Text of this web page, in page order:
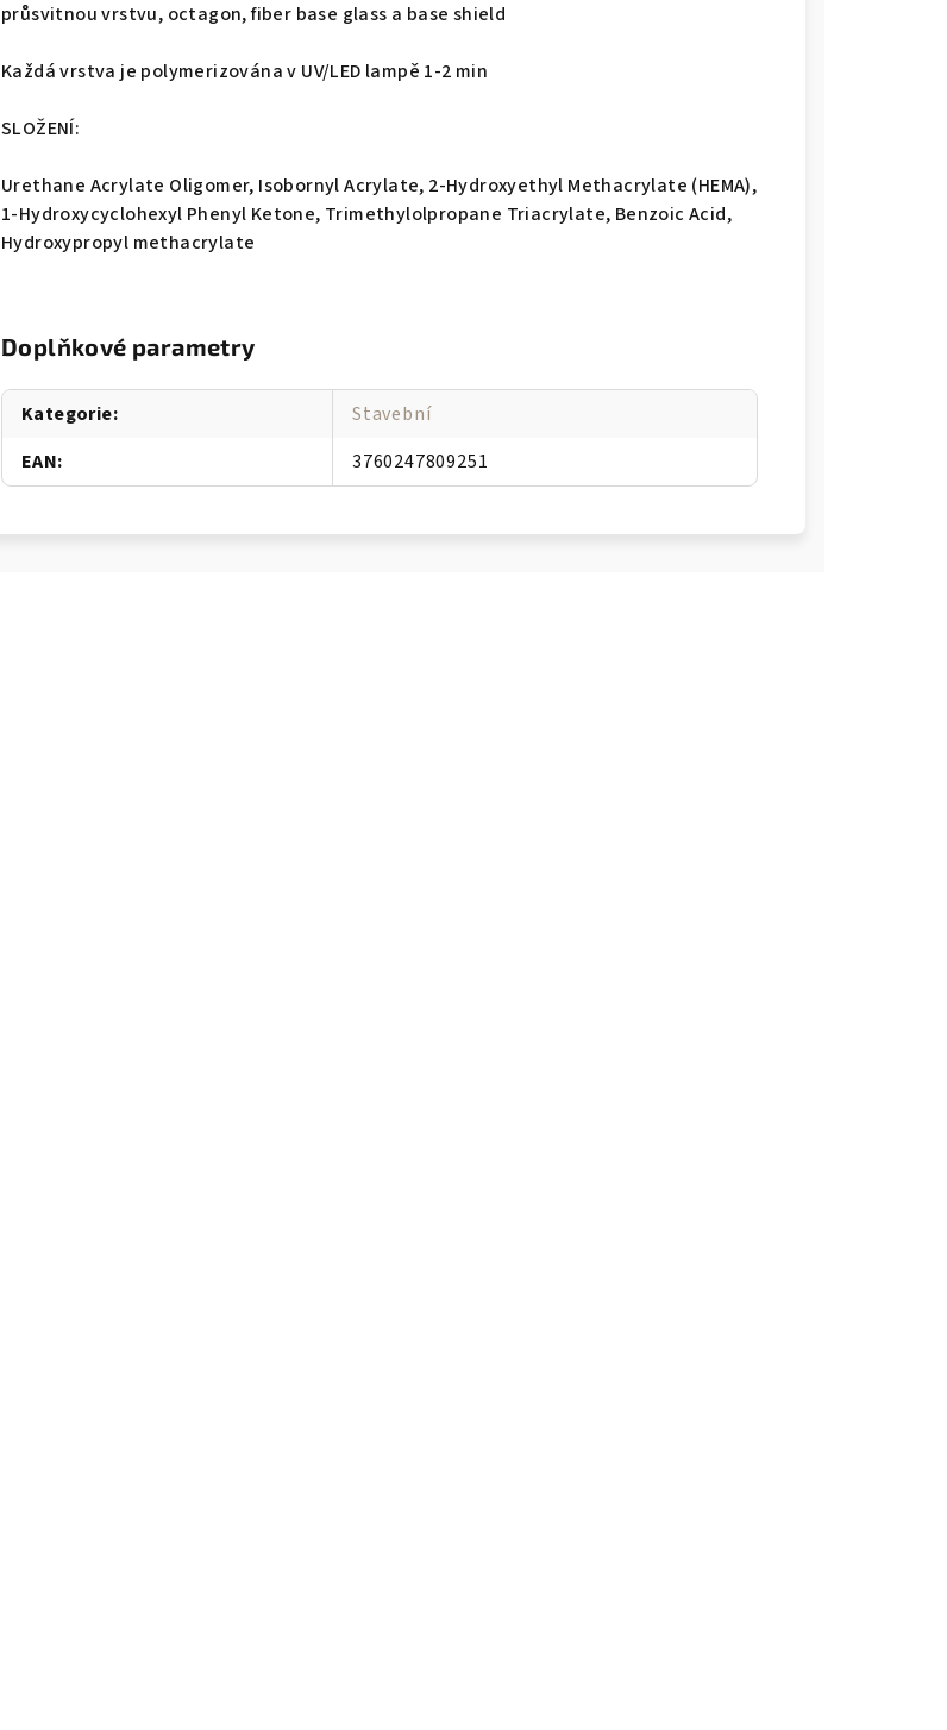
průsvitnou vrstvu, octagon, fiber base glass a base shield
Každá vrstva je polymerizována v UV/LED lampě 1-2 min
SLOŽENÍ:
Urethane Acrylate Oligomer, Isobornyl Acrylate, 2-Hydroxyethyl Methacrylate (HEMA),
1-Hydroxycyclohexyl Phenyl Ketone, Trimethylolpropane Triacrylate, Benzoic Acid,
Hydroxypropyl methacrylate
Doplňkové parametry
Kategorie:
Stavební
EAN: 3760247809251